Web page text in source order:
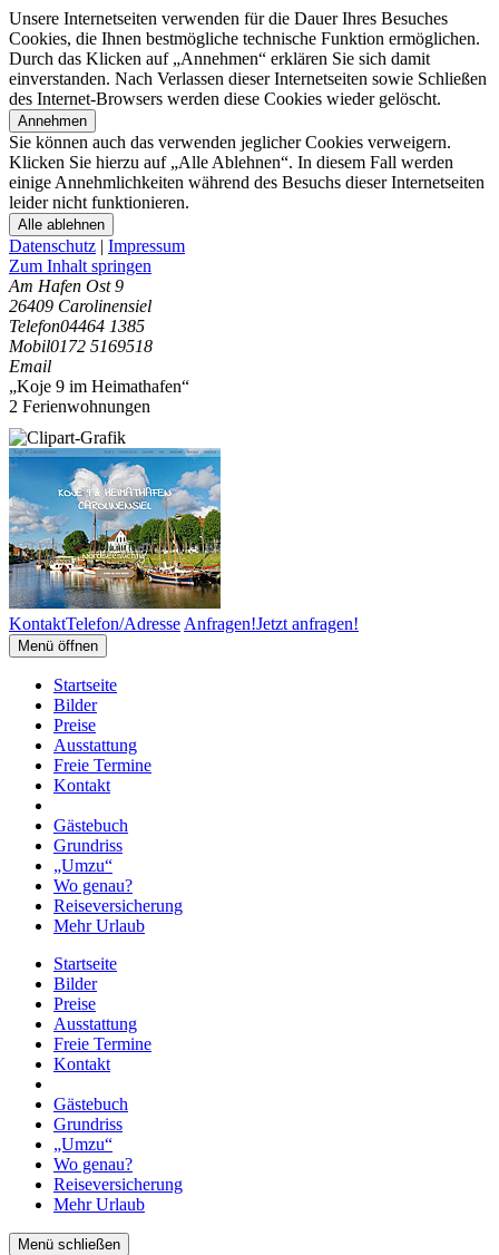
Unsere Internetseiten verwenden für die Dauer Ihres Besuches
Cookies, die Ihnen bestmögliche technische Funktion ermöglichen.
Durch das Klicken auf „Annehmen“ erklären Sie sich damit
einverstanden. Nach Verlassen dieser Internetseiten sowie Schließen
des Internet-Browsers werden diese Cookies wieder gelöscht.
Annehmen
Sie können auch das verwenden jeglicher Cookies verweigern.
Klicken Sie hierzu auf „Alle Ablehnen“. In diesem Fall werden
einige Annehmlichkeiten während des Besuchs dieser Internetseiten
leider nicht funktionieren.
Alle ablehnen
Datenschutz | Impressum
Zum Inhalt springen
Am Hafen Ost 9
26409 Carolinensiel
Telefon04464 1385
Mobil0172 5169518
Email
„Koje 9 im Heimathafen“
2 Ferienwohnungen
KontaktTelefon/Adresse Anfragen!Jetzt anfragen!
Menü öffnen
Startseite
Bilder
Preise
Ausstattung
Freie Termine
Kontakt
Gästebuch
Grundriss
„Umzu“
Wo genau?
Reiseversicherung
Mehr Urlaub
Startseite
Bilder
Preise
Ausstattung
Freie Termine
Kontakt
Gästebuch
Grundriss
„Umzu“
Wo genau?
Reiseversicherung
Mehr Urlaub
Menü schließen